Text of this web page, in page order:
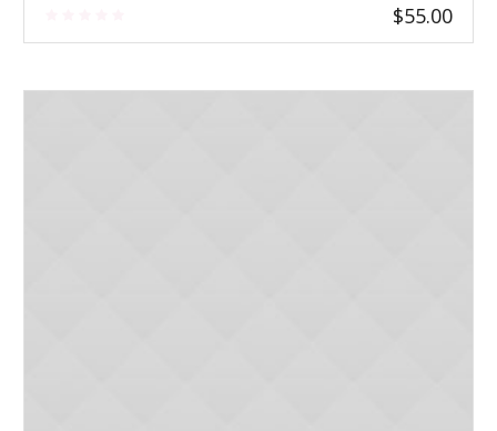
$55.00